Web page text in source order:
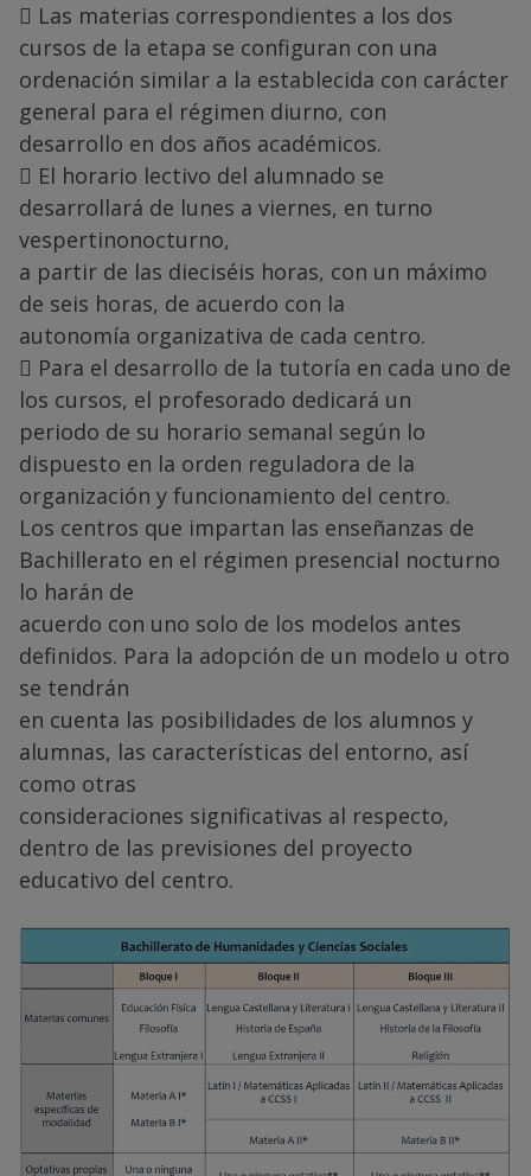
 Las materias correspondientes a los dos
cursos de la etapa se configuran con una
ordenación similar a la establecida con carácter
general para el régimen diurno, con
desarrollo en dos años académicos.
 El horario lectivo del alumnado se
desarrollará de lunes a viernes, en turno
vespertinonocturno,
a partir de las dieciséis horas, con un máximo
de seis horas, de acuerdo con la
autonomía organizativa de cada centro.
 Para el desarrollo de la tutoría en cada uno de
los cursos, el profesorado dedicará un
periodo de su horario semanal según lo
dispuesto en la orden reguladora de la
organización y funcionamiento del centro.
Los centros que impartan las enseñanzas de
Bachillerato en el régimen presencial nocturno
lo harán de
acuerdo con uno solo de los modelos antes
definidos. Para la adopción de un modelo u otro
se tendrán
en cuenta las posibilidades de los alumnos y
alumnas, las características del entorno, así
como otras
consideraciones significativas al respecto,
dentro de las previsiones del proyecto
educativo del centro.